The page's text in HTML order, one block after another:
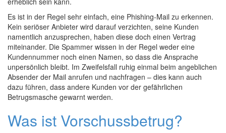
Es ist in der Regel sehr einfach, eine Phishing-Mail zu erkennen.
Kein seriöser Anbieter wird darauf verzichten, seine Kunden
namentlich anzusprechen, haben diese doch einen Vertrag
miteinander. Die Spammer wissen in der Regel weder eine
Kundennummer noch einen Namen, so dass die Ansprache
unpersönlich bleibt. Im Zweifelsfall ruhig einmal beim angeblichen
Absender der Mail anrufen und nachfragen – dies kann auch
dazu führen, dass andere Kunden vor der gefährlichen
Betrugsmasche gewarnt werden.
Was ist Vorschussbetrug?